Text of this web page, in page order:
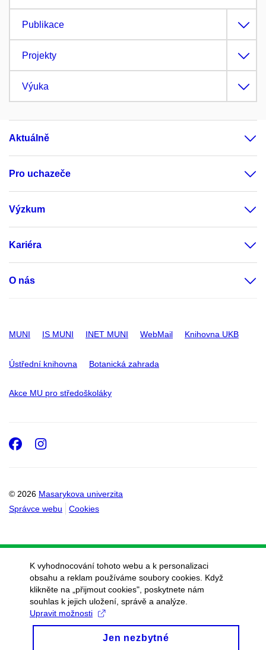
Publikace
Projekty
Výuka
Aktuálně
Pro uchazeče
Výzkum
Kariéra
O nás
MUNI IS MUNI INET MUNI WebMail Knihovna UKB
Ústřední knihovna Botanická zahrada
Akce MU pro středoškoláky
© 2026 Masarykova univerzita
Správce webu
Cookies
Facebook
Instagram
K vyhodnocování tohoto webu a k personalizaci
obsahu a reklam používáme soubory cookies. Když
klikněte na „přijmout cookies", poskytnete nám
souhlas k jejich uložení, správě a analýze.
Upravit možnosti
Jen nezbytné